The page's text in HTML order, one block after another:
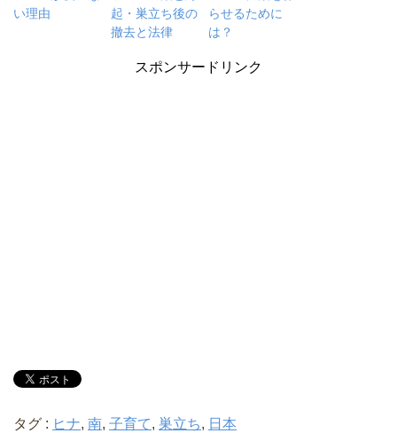
い理由
起・巣立ち後の
撤去と法律
らせるために
は？
スポンサードリンク
タグ : ヒナ, 南, 子育て, 巣立ち, 日本